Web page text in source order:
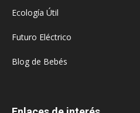
Ecología Útil
Futuro Eléctrico
Blog de Bebés